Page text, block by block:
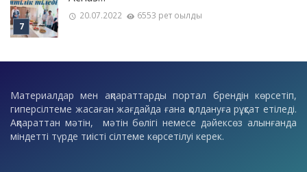
20.07.2022 6553 рет оқылды
Материалдар мен ақпараттарды портал брендін көрсетіп,
гиперсілтеме жасаған жағдайда ғана қолдануға рұқсат етіледі.
Ақпараттан мәтін, мәтін бөлігі немесе дәйексөз алынғанда
міндетті түрде тиісті сілтеме көрсетілуі керек.